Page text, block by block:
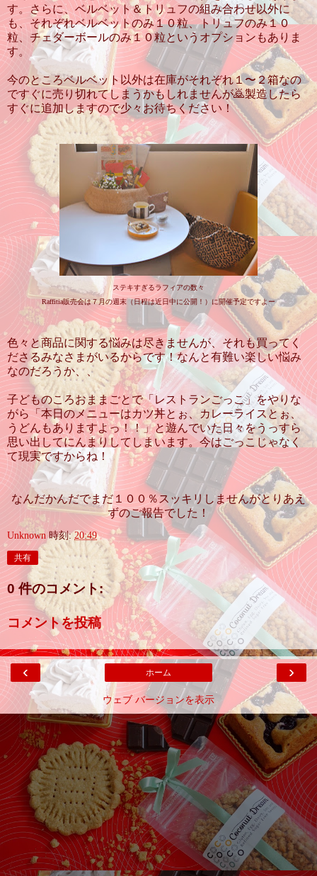
す。さらに、ベルベット＆トリュフの組み合わせ以外に
も、それぞれベルベットのみ１０粒、トリュフのみ１０
粒、チェダーボールのみ１０粒というオプションもありま
す。
今のところベルベット以外は在庫がそれぞれ１〜２箱なの
ですぐに売り切れてしまうかもしれませんが🙇製造したら
すぐに追加しますので少々お待ちください！
ステキすぎるラフィアの数々
Raffitia販売会は７月の週末（日程は近日中に公開！）に開催予定ですよー
色々と商品に関する悩みは尽きませんが、それも買ってく
ださるみなさまがいるからです！なんと有難い楽しい悩み
なのだろうか、、
子どものころおままごとで「レストランごっこ」をやりな
がら「本日のメニューはカツ丼とぉ、カレーライスとぉ、
うどんもありますよっ！！」と遊んでいた日々をうっすら
思い出してにんまりしてしまいます。今はごっこじゃなく
て現実ですからね！
なんだかんだでまだ１００％スッキリしませんがとりあえ
ずのご報告でした！
Unknown 時刻:20:49
共有
0 件のコメント:
コメントを投稿
‹ ›
ホーム
ウェブ バージョンを表示